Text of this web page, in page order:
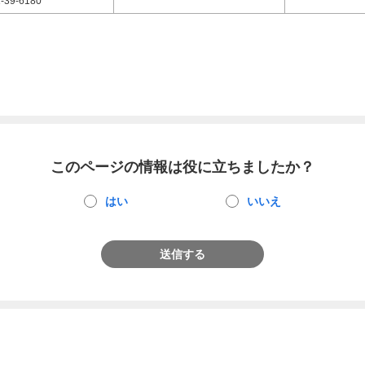
このページの情報は役に立ちましたか？
はい いいえ
送信する